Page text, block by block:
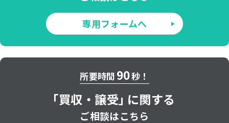
専用フォームへ
所要時間 90秒！
「買収・譲受」に関する
ご相談はこちら